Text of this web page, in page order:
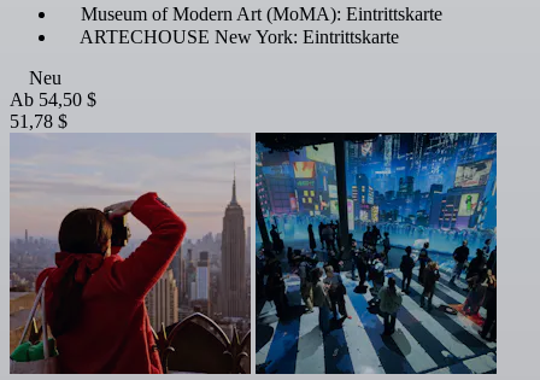
Museum of Modern Art (MoMA): Eintrittskarte
ARTECHOUSE New York: Eintrittskarte
Neu
Ab 54,50 $
51,78 $